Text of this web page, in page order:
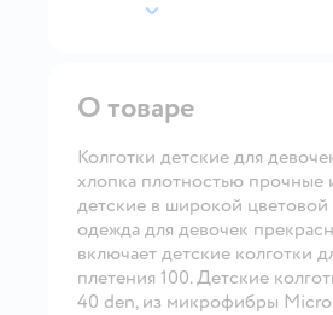
далее
О товаре
Колготки детские для
хлопка плотностью прочные
детские в широкой цветовой
одежда для девочек
включает детские колготки
плетения 100. Детские
40 den, из микрофибры